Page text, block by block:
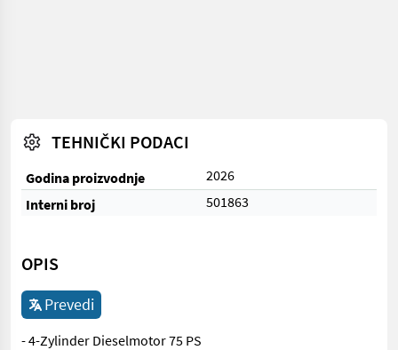
TEHNIČKI PODACI
Godina proizvodnje
2026
Interni broj
501863
OPIS
Prevedi
- 4-Zylinder Dieselmotor 75 PS